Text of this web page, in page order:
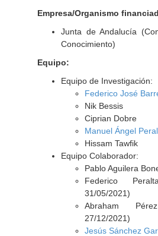
Empresa/Organismo
Junta de Andalucía
Conocimiento)
Equipo:
Equipo de Investigación:
Federico José
Nik Bessis
Ciprian Dobre
Manuel Ángel
Hissam Tawfik
Equipo Colaborador:
Pablo Aguilera
Federico
31/05/2021)
Abraham
27/12/2021)
Jesús Sánchez